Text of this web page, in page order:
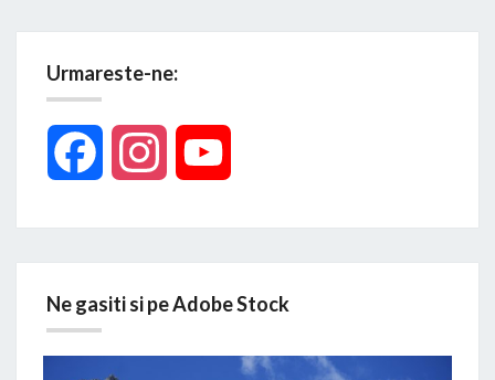
Urmareste-ne:
Facebook Instagram
Ne gasiti si pe Adobe Stock